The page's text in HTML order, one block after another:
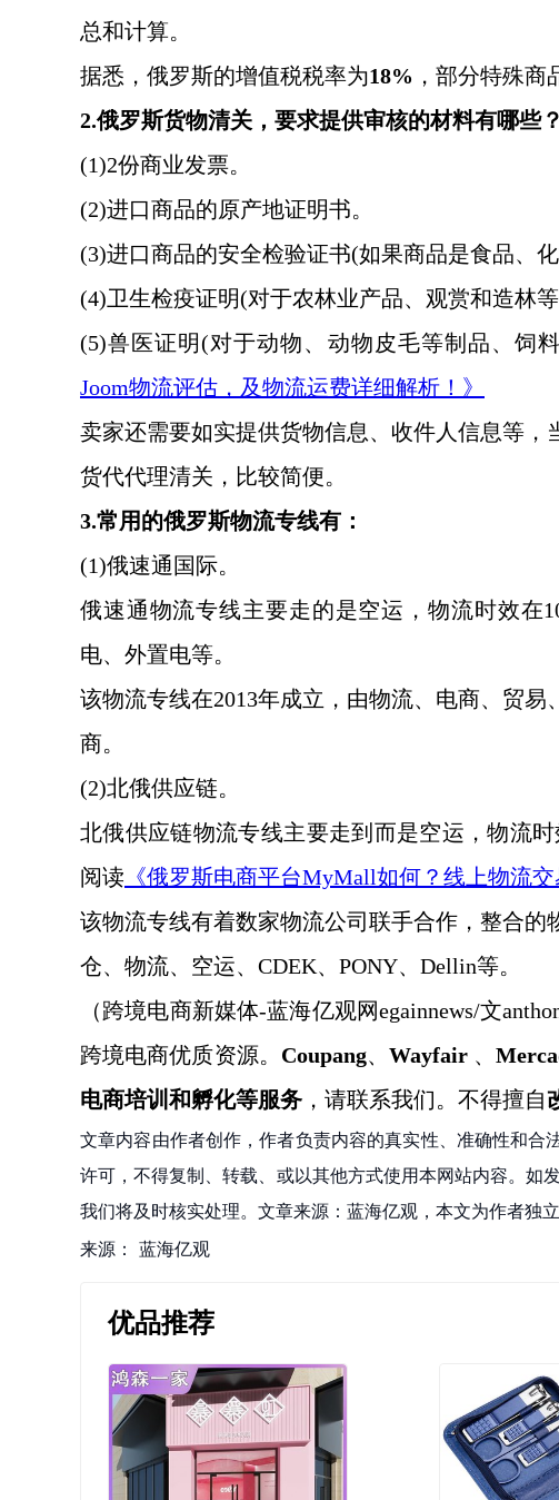
总和计算。
据悉，俄罗斯的增值税税率为18% ，部分特殊商
2.俄罗斯货物清关，要求提供审核的材料有哪些？
(1)2份商业发票。
(2)进口商品的原产地证明书。
(3)进口商品的安全检验证书(如果商品是食品、
(4)卫生检疫证明(对于农林业产品、观赏和造林
(5)兽医证明(对于动物、动物皮毛等制品、饲
Joom物流评估，及物流运费详细解析！》
卖家还需要如实提供货物信息、收件人信息等
货代代理清关，比较简便。
3.常用的俄罗斯物流专线有：
(1)俄速通国际。
俄速通物流专线主要走的是空运，物流时效在
电、外置电等。
该物流专线在2013年成立，由物流、电商、贸
商。
(2)北俄供应链。
北俄供应链物流专线主要走到而是空运，物流时
阅读 《俄罗斯电商平台MyMall如何？线上物流交
该物流专线有着数家物流公司联手合作，整合
仓、物流、空运、 CDEK、PONY、Dellin等。
（跨境电商新媒体-蓝海亿观网egainnews/文
跨境电商优质资源。 Coupang、Wayfair 、
电商培训和孵化等服务 ，请联系我们。不得擅自
文章内容由作者创作，作者负责内容的真实性、准确性和
许可，不得复制、转载、或以其他方式使用本网站内容。
我们将及时核实处理。文章来源：蓝海亿观，本文为作者独
来源： 蓝海亿观
优品推荐